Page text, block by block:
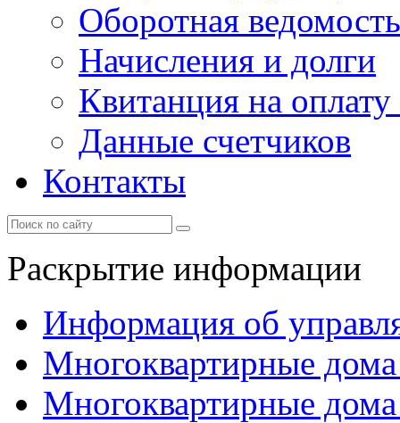
Оборотная ведомость
Начисления и долги
Квитанция на
Данные счетчиков
Контакты
Раскрытие информации
Информация об
Многоквартирные
Многоквартирные